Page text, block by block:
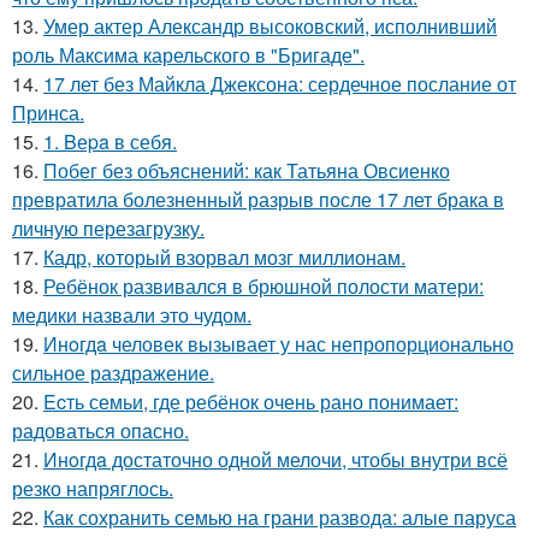
13. Умер актер Александр высоковский, исполнивший
роль Максима карельского в "Бригаде".
14. 17 лет без Майкла Джексона: сердечное послание от
Принса.
15. 1. Bеpa в себя.
16. Побег без объяснений: как Татьяна Овсиенко
превратила болезненный разрыв после 17 лет брака в
личную перезагрузку.
17. Кадр, который взорвал мозг миллионам.
18. Ребёнок развивался в брюшной полости матери:
медики назвали это чудом.
19. Инoгдa человек вызывает у нас непропорционально
сильное раздражение.
20. Ecть семьи, где ребёнок очень рано понимает:
радоваться опасно.
21. Инoгдa достаточно одной мелочи, чтобы внутри всё
резко напряглось.
22. Как сохранить семью на грани развода: алые паруса